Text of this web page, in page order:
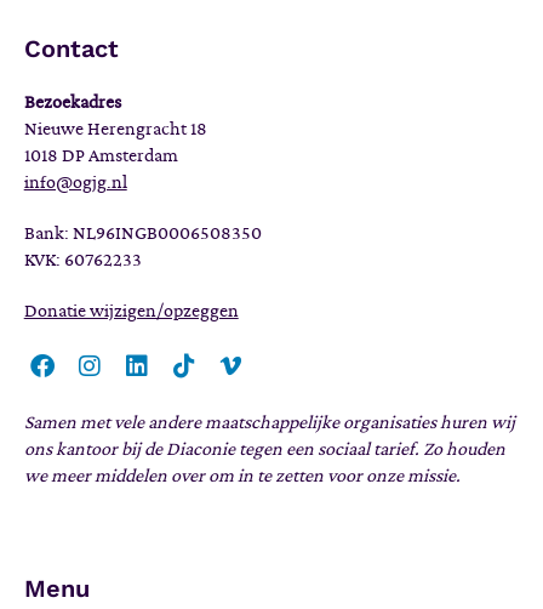
Contact
Bezoekadres
Nieuwe Herengracht 18
1018 DP Amsterdam
info@ogjg.nl
Bank: NL96INGB0006508350
KVK: 60762233
Donatie wijzigen/opzeggen
Samen met vele andere maatschappelijke organisaties huren wij
ons kantoor bij de Diaconie tegen een sociaal tarief. Zo houden
we meer middelen over om in te zetten voor onze missie.
Menu